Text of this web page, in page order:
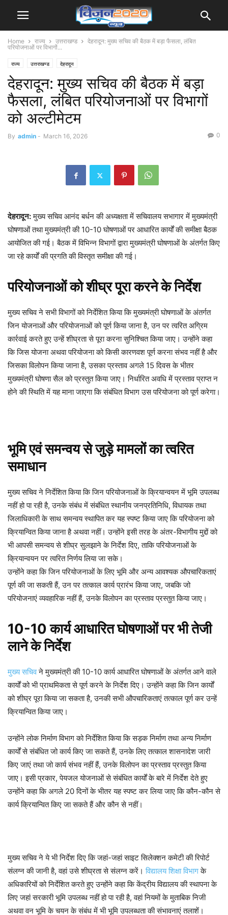
Home राज्य उत्तराखण्ड
देहरादून: मुख्य सचिव की बैठक में बड़ा फैसला, लंबित
परियोजनाओं पर विभागों...
राज्य उत्तराखण्ड देहरादून
देहरादून: मुख्य सचिव की बैठक में बड़ा
फैसला, लंबित परियोजनाओं पर विभागों
को अल्टीमेटम
By admin - March 16, 2026 0
देहरादून:मुख्य सचिव आनंद बर्धन की अध्यक्षता में सचिवालय सभागार में मुख्यमंत्री
घोषणाओं तथा मुख्यमंत्री की 10-10 घोषणाओं पर आधारित कार्यों की समीक्षा बैठक
आयोजित की गई। बैठक में विभिन्न विभागों द्वारा मुख्यमंत्री घोषणाओं के अंतर्गत किए
जा रहे कार्यों की प्रगति की विस्तृत समीक्षा की गई।
परियोजनाओं को शीघ्र पूरा करने के निर्देश
मुख्य सचिव ने सभी विभागों को निर्देशित किया कि मुख्यमंत्री घोषणाओं के अंतर्गत
जिन योजनाओं और परियोजनाओं को पूर्ण किया जाना है, उन पर त्वरित अग्रिम
कार्रवाई करते हुए उन्हें शीघ्रता से पूरा करना सुनिश्चित किया जाए। उन्होंने कहा
कि जिस योजना अथवा परियोजना को किसी कारणवश पूर्ण करना संभव नहीं है और
जिसका विलोपन किया जाना है, उसका प्रस्ताव अगले 15 दिवस के भीतर
मुख्यमंत्री घोषणा सैल को प्रस्तुत किया जाए। निर्धारित अवधि में प्रस्ताव प्राप्त न
होने की स्थिति में यह माना जाएगा कि संबंधित विभाग उस परियोजना को पूर्ण करेगा।
भूमि एवं समन्वय से जुड़े मामलों का त्वरित
समाधान
मुख्य सचिव ने निर्देशित किया कि जिन परियोजनाओं के क्रियान्वयन में भूमि उपलब्ध
नहीं हो पा रही है, उनके संबंध में संबंधित स्थानीय जनप्रतिनिधि, विधायक तथा
जिलाधिकारी के साथ समन्वय स्थापित कर यह स्पष्ट किया जाए कि परियोजना को
क्रियान्वित किया जाना है अथवा नहीं। उन्होंने इसी तरह के अंतर-विभागीय मुद्दों को
भी आपसी समन्वय से शीघ्र सुलझाने के निर्देश दिए, ताकि परियोजनाओं के
क्रियान्वयन पर त्वरित निर्णय लिया जा सके।
उन्होंने कहा कि जिन परियोजनाओं के लिए भूमि और अन्य आवश्यक औपचारिकताएं
पूर्ण की जा सकती हैं, उन पर तत्काल कार्य प्रारंभ किया जाए, जबकि जो
परियोजनाएं व्यवहारिक नहीं हैं, उनके विलोपन का प्रस्ताव प्रस्तुत किया जाए।
10-10 कार्य आधारित घोषणाओं पर भी तेजी
लाने के निर्देश
मुख्य सचिवने मुख्यमंत्री की 10-10 कार्य आधारित घोषणाओं के अंतर्गत आने वाले
कार्यों को भी प्राथमिकता से पूर्ण करने के निर्देश दिए। उन्होंने कहा कि जिन कार्यों
को शीघ्र पूरा किया जा सकता है, उनकी सभी औपचारिकताएं तत्काल पूर्ण कर उन्हें
क्रियान्वित किया जाए।
उन्होंने लोक निर्माण विभाग को निर्देशित किया कि सड़क निर्माण तथा अन्य निर्माण
कार्यों से संबंधित जो कार्य किए जा सकते हैं, उनके लिए तत्काल शासनादेश जारी
किए जाएं तथा जो कार्य संभव नहीं हैं, उनके विलोपन का प्रस्ताव प्रस्तुत किया
जाए। इसी प्रकार, पेयजल योजनाओं से संबंधित कार्यों के बारे में निर्देश देते हुए
उन्होंने कहा कि अगले 20 दिनों के भीतर यह स्पष्ट कर लिया जाए कि कौन-कौन से
कार्य क्रियान्वित किए जा सकते हैं और कौन से नहीं।
मुख्य सचिव ने ये भी निर्देश दिए कि जहां-जहां साइट सिलेक्शन कमेटी की रिपोर्ट
संलग्न की जानी है, वहां उसे शीघ्रता से संलग्न करें।विद्यालय शिक्षा विभागके
अधिकारियों को निर्देशित करते हुए उन्होंने कहा कि केंद्रीय विद्यालय की स्थापना के
लिए जहां सरकारी भूमि उपलब्ध नहीं हो पा रही है, वहां नियमों के मुताबिक निजी
अथवा वन भूमि के चयन के संबंध में भी भूमि उपलब्धता की संभावनाएं तलाशें।